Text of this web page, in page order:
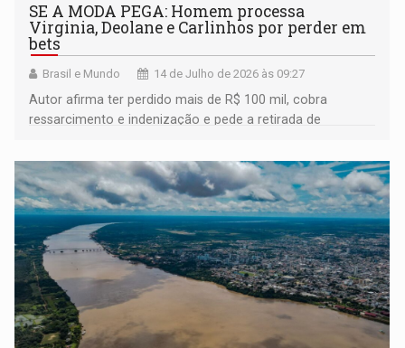
SE A MODA PEGA: Homem processa
Virginia, Deolane e Carlinhos por perder em
bets
Brasil e Mundo 14 de Julho de 2026 às 09:27
Autor afirma ter perdido mais de R$ 100 mil, cobra
ressarcimento e indenização e pede a retirada de